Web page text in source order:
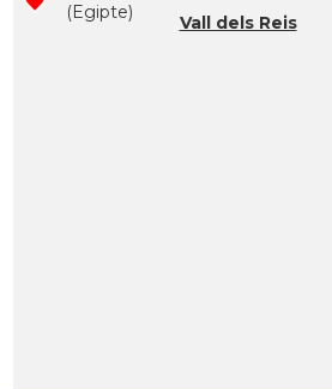
(Egipte)
Vall dels Reis